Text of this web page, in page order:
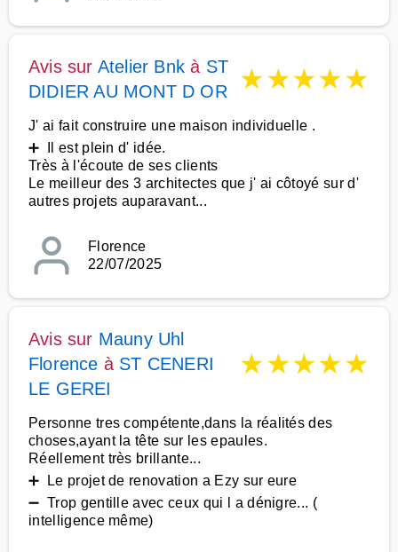
Avis sur Atelier Bnk à ST
DIDIER AU MONT D OR
★★★★★
J' ai fait construire une maison individuelle .
➕ Il est plein d' idée.
Très à l'écoute de ses clients
Le meilleur des 3 architectes que j' ai côtoyé sur d'
autres projets auparavant...
Florence
22/07/2025
Avis sur Mauny Uhl
Florence à ST CENERI
LE GEREI
★★★★★
Personne tres compétente,dans la réalités des
choses,ayant la tête sur les epaules.
Réellement très brillante...
➕ Le projet de renovation a Ezy sur eure
➖ Trop gentille avec ceux qui l a dénigre... (
intelligence même)